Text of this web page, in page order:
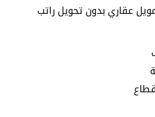
عقاري بدون تحويل راتب